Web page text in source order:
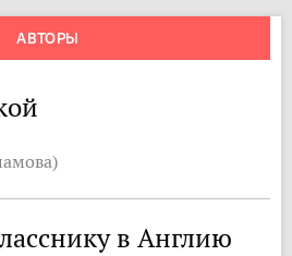
АВТОРЫ
в Англию